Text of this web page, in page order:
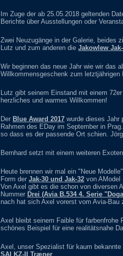
Im Zuge der ab 25.05.2018 geltenden
Berichte über Ausstellungen oder
Zwei Neuzugänge in der Galerie, beides
Lutz und zum anderen die Jakowlew
Wir beginnen das neue Jahr wie wir das
Willkommensgeschenk zum
Lutz gibt seinem Einstand mit einem
herzliches und warmes Willkommen!
Der Blue Award 2017 wurde dieses Jahr
Rahmen des EDay im September in
so dass es der passende Ort schien.
Bernhard setzt mit einem weiteren
Heute brennen wir mal ein "Neue
Form der Jak-30 und Jak-32 von
Von Axel gibt es die schon von diversen
Nummer Drei (Avia B.534 4. Serie
nach hat sich Axel vorerst vom Avia-Bau
Axel bleibt seinem Faible für
schönes Beispiel für eine realitätsnahe
Axel, unser Spezialist für kaum
SAI KZ-II Træner